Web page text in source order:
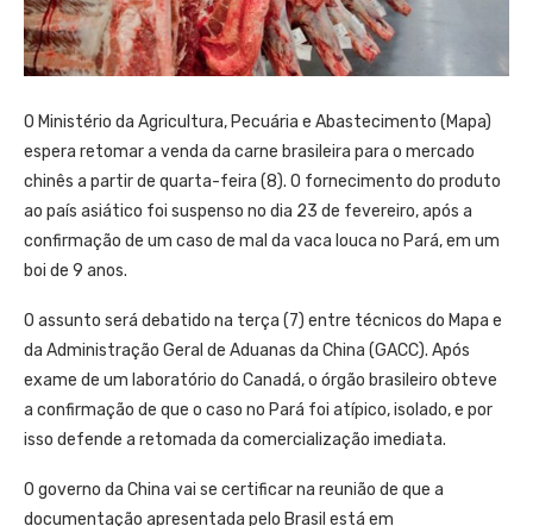
O Ministério da Agricultura, Pecuária e Abastecimento (Mapa)
espera retomar a venda da carne brasileira para o mercado
chinês a partir de quarta-feira (8). O fornecimento do produto
ao país asiático foi suspenso no dia 23 de fevereiro, após a
confirmação de um caso de mal da vaca louca no Pará, em um
boi de 9 anos.
O assunto será debatido na terça (7) entre técnicos do Mapa e
da Administração Geral de Aduanas da China (GACC). Após
exame de um laboratório do Canadá, o órgão brasileiro obteve
a confirmação de que o caso no Pará foi atípico, isolado, e por
isso defende a retomada da comercialização imediata.
O governo da China vai se certificar na reunião de que a
documentação apresentada pelo Brasil está em